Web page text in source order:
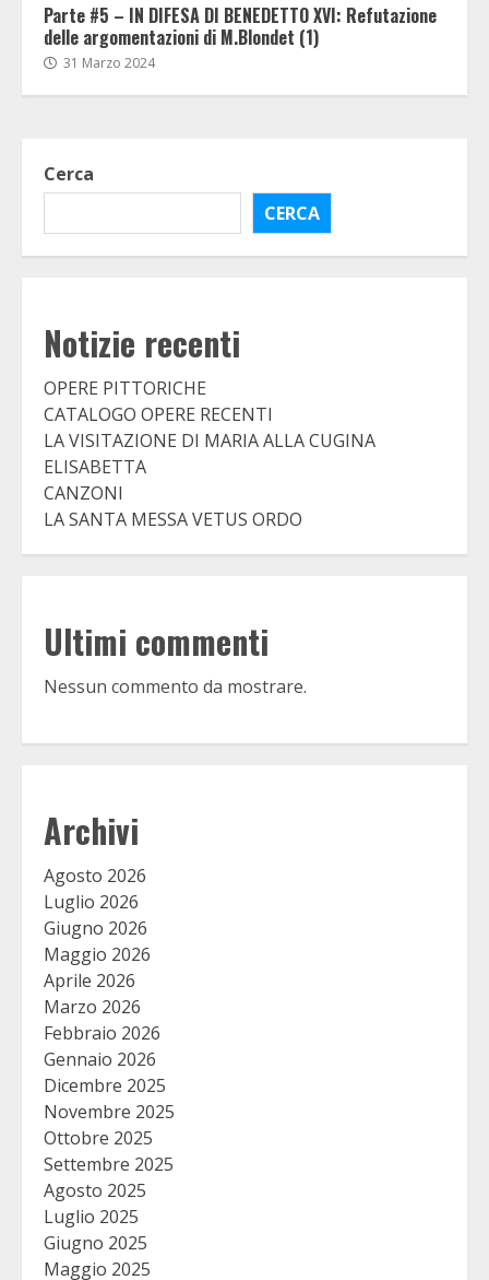
Parte #5 – IN DIFESA DI BENEDETTO XVI: Refutazione
delle argomentazioni di M.Blondet (1)
31 Marzo 2024
Cerca
CERCA
Notizie recenti
OPERE PITTORICHE
CATALOGO OPERE RECENTI
LA VISITAZIONE DI MARIA ALLA CUGINA
ELISABETTA
CANZONI
LA SANTA MESSA VETUS ORDO
Ultimi commenti
Nessun commento da mostrare.
Archivi
Agosto 2026
Luglio 2026
Giugno 2026
Maggio 2026
Aprile 2026
Marzo 2026
Febbraio 2026
Gennaio 2026
Dicembre 2025
Novembre 2025
Ottobre 2025
Settembre 2025
Agosto 2025
Luglio 2025
Giugno 2025
Maggio 2025